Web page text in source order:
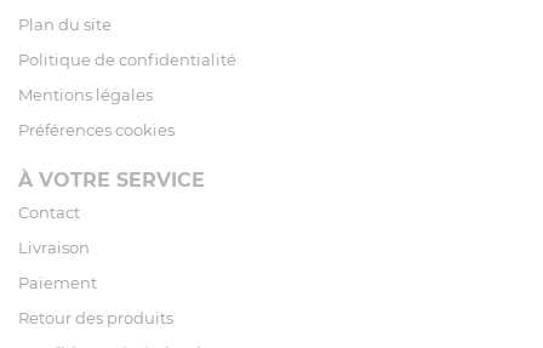
Plan du site
Politique de confidentialité
Mentions légales
Préférences cookies
À VOTRE SERVICE
Contact
Livraison
Paiement
Retour des produits